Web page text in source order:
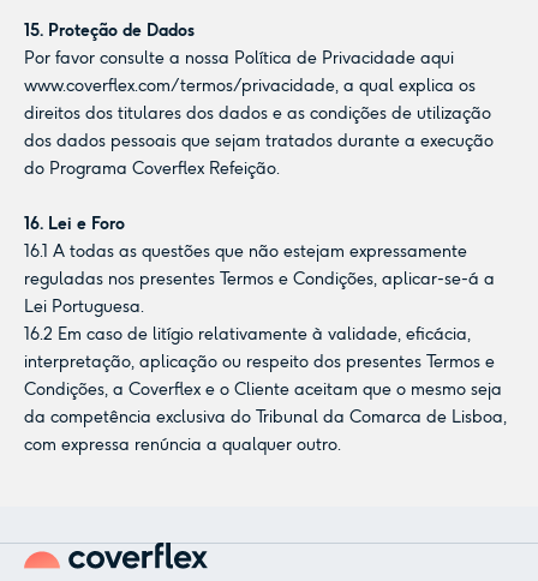
15. Proteção de Dados
Por favor consulte a nossa Política de Privacidade aqui
www.coverflex.com/termos/privacidade, a qual explica os
direitos dos titulares dos dados e as condições de utilização
dos dados pessoais que sejam tratados durante a execução
do Programa Coverflex Refeição.
16. Lei e Foro
16.1 A todas as questões que não estejam expressamente
reguladas nos presentes Termos e Condições, aplicar-se-á a
Lei Portuguesa.
16.2 Em caso de litígio relativamente à validade, eficácia,
interpretação, aplicação ou respeito dos presentes Termos e
Condições, a Coverflex e o Cliente aceitam que o mesmo seja
da competência exclusiva do Tribunal da Comarca de Lisboa,
com expressa renúncia a qualquer outro.